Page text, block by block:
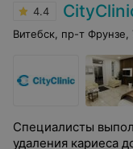
4.4
Витебск, пр-т Фрунзе,
Специалисты
удаления кариеса